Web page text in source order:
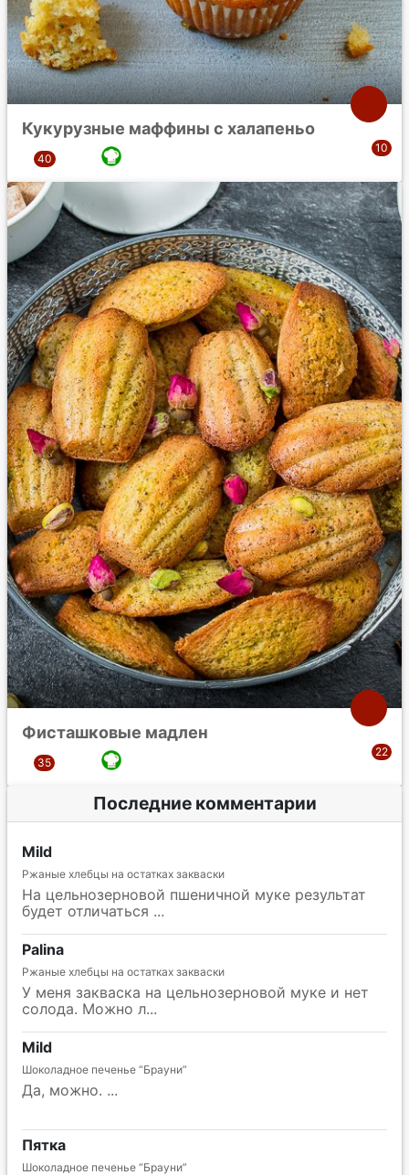
Кукурузные маффины с халапеньо
Фисташковые мадлен
Последние комментарии
Mild
Ржаные хлебцы на остатках закваски
На цельнозерновой пшеничной муке результат
будет отличаться
Palina
Ржаные хлебцы на остатках закваски
У меня закваска на цельнозерновой муке и нет
солода. Можно л
Mild
Шоколадное печенье “Брауни”
Да, можно.
Пятка
Шоколадное печенье “Брауни”